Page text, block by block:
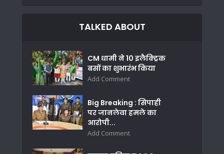
TALKED ABOUT
CM धामी ने 10 इलैक्ट्रिक
बसों का शुभारंभ किया
Add Comment
Big Breaking : सिपाही
पर जानलेवा हमले का
आरोपी...
Add Comment